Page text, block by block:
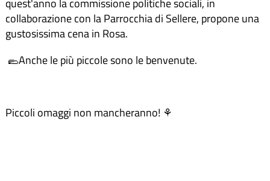
collaborazione con la Parrocchia di Sellere, propone una
gustosissima cena in Rosa.
🥿Anche le più piccole sono le benvenute.
Piccoli omaggi non mancheranno! ⚘️